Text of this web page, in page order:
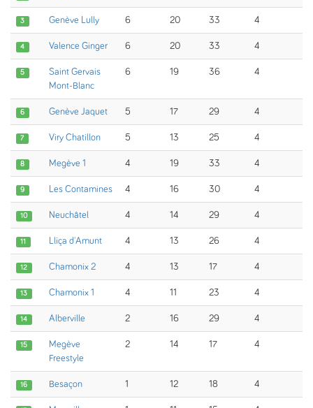
3 Genève Lully 6 20 33 4
4 Valence Ginger 6 20 33 4
5
Saint Gervais
Mont-Blanc
6 19 36 4
6 Genève Jaquet 5 17 29 4
7 Viry Chatillon 5 13 25 4
8 Megève 1 4 19 33 4
9 Les Contamines 4 16 30 4
10 Neuchâtel 4 14 29 4
11 Lliça d'Amunt 4 13 26 4
12 Chamonix 2 4 13 17 4
13 Chamonix 1 4 11 23 4
14 Alberville 2 16 29 4
15
Megève
Freestyle
2 14 17 4
16 Besaçon 1 12 18 4